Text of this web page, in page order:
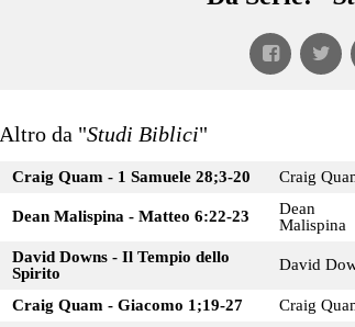
Altro da "Studi Biblici"
Craig Quam - 1 Samuele 28;3-20 Craig
Dean Malispina - Matteo 6:22-23
Dean
Malispina
David Downs - Il Tempio dello
Spirito
David
Craig Quam - Giacomo 1;19-27 Craig